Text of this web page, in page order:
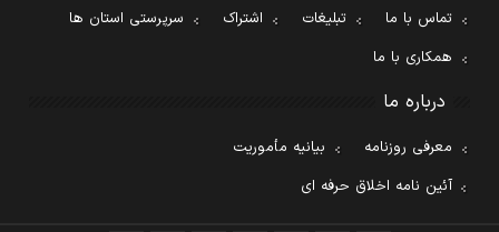
تماس با ما تبلیغات اشتراک
سرپرستی استان ها
همکاری با ما
درباره ما
معرفی روزنامه
بیانیه مأموریت
آئین نامه اخلاق حرفه ای